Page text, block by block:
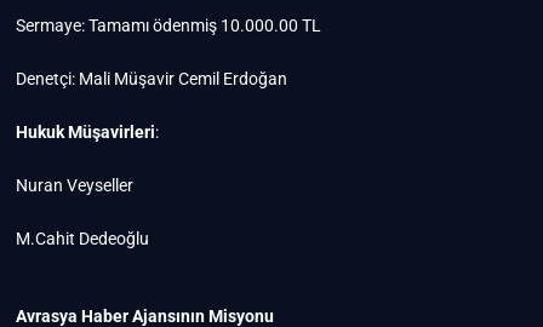
Sermaye: Tamamı ödenmiş 10.000.00 TL
Denetçi: Mali Müşavir Cemil Erdoğan
Hukuk Müşavirleri:
Nuran Veyseller
M.Cahit Dedeoğlu
Avrasya Haber Ajansının Misyonu